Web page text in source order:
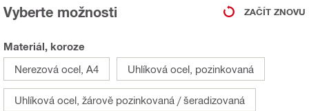
Vyberte možnosti ZAČÍT ZNOVU
Materiál, koroze
Nerezová ocel, A4
Uhlíková ocel, pozinkovaná
Uhlíková ocel, žárově pozinkovaná / šeradizovaná